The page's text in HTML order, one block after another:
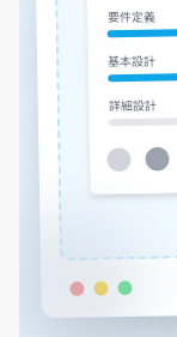
要件定義
基本設計
詳細設計